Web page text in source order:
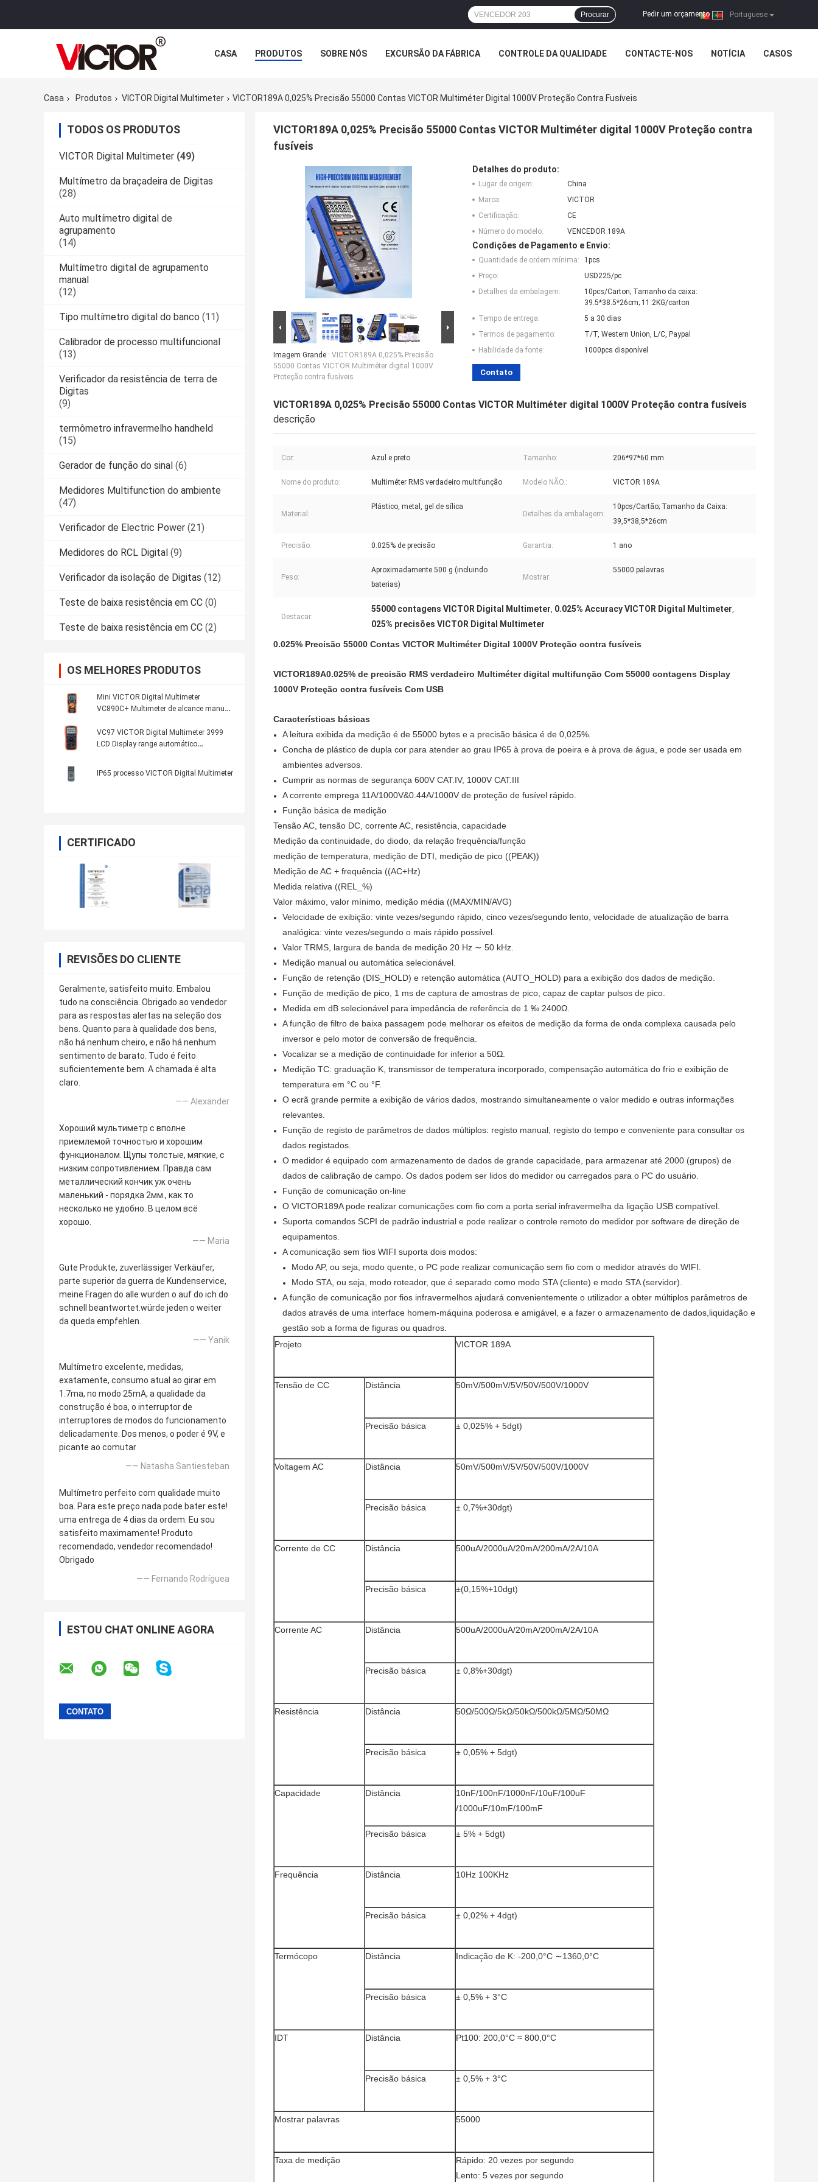
Portuguese
Pedir um orçamento |
Procurar
CASA PRODUTOS SOBRE NÓS EXCURSÃO DA FÁBRICA CONTROLE DA QUALIDADE CONTACTE-NOS NOTÍCIA CASOS
Casa Produtos VICTOR Digital Multimeter VICTOR189A 0,025% Precisão 55000 Contas VICTOR Multiméter Digital 1000V Proteção Contra Fusíveis
TODOS OS PRODUTOS
VICTOR Digital Multimeter (49)
Multímetro da braçadeira de Digitas
(28)
Auto multímetro digital de
agrupamento
(14)
Multímetro digital de agrupamento
manual
(12)
Tipo multímetro digital do banco (11)
Calibrador de processo multifuncional
(13)
Verificador da resistência de terra de
Digitas
(9)
termômetro infravermelho handheld
(15)
Gerador de função do sinal (6)
Medidores Multifunction do ambiente
(47)
Verificador de Electric Power (21)
Medidores do RCL Digital (9)
Verificador da isolação de Digitas (12)
Teste de baixa resistência em CC (0)
Teste de baixa resistência em CC (2)
OS MELHORES PRODUTOS
Mini VICTOR Digital Multimeter
VC890C+ Multimeter de alcance manual
Digital
VC97 VICTOR Digital Multimeter 3999
LCD Display range automático
IP65 processo VICTOR Digital Multimeter
CERTIFICADO
REVISÕES DO CLIENTE
Geralmente, satisfeito muito. Embalou
tudo na consciência. Obrigado ao vendedor
para as respostas alertas na seleção dos
bens. Quanto para à qualidade dos bens,
não há nenhum cheiro, e não há nenhum
sentimento de barato. Tudo é feito
suficientemente bem. A chamada é alta
claro.
—— Alexander
Хороший мультиметр с вполне
приемлемой точностью и хорошим
функционалом. Щупы толстые, мягкие, с
низким сопротивлением. Правда сам
металлический кончик уж очень
маленький - порядка 2мм., как то
несколько не удобно. В целом всё
хорошо.
—— Maria
Gute Produkte, zuverlässiger Verkäufer,
parte superior da guerra de Kundenservice,
meine Fragen do alle wurden o auf do ich do
schnell beantwortet.würde jeden o weiter
da queda empfehlen.
—— Yanik
Multímetro excelente, medidas,
exatamente, consumo atual ao girar em
1.7ma, no modo 25mA, a qualidade da
construção é boa, o interruptor de
interruptores de modos do funcionamento
delicadamente. Dos menos, o poder é 9V, e
picante ao comutar
—— Natasha Santiesteban
Multímetro perfeito com qualidade muito
boa. Para este preço nada pode bater este!
uma entrega de 4 dias da ordem. Eu sou
satisfeito maximamente! Produto
recomendado, vendedor recomendado!
Obrigado
—— Fernando Rodríguea
ESTOU CHAT ONLINE AGORA
VICTOR189A 0,025% Precisão 55000 Contas VICTOR Multiméter digital 1000V Proteção contra
fusíveis
Imagem Grande : VICTOR189A 0,025% Precisão
55000 Contas VICTOR Multiméter digital 1000V
Proteção contra fusíveis
Detalhes do produto:
Lugar de origem:
China
Marca:
VICTOR
Certificação:
CE
Número do modelo:
VENCEDOR 189A
Condições de Pagamento e Envio:
Quantidade de ordem mínima:
1pcs
Preço:
USD225/pc
Detalhes da embalagem:
10pcs/Carton; Tamanho da caixa:
39.5*38.5*26cm; 11.2KG/carton
Tempo de entrega:
5 a 30 dias
Termos de pagamento:
T/T, Western Union, L/C, Paypal
Habilidade da fonte:
1000pcs disponível
Contato
VICTOR189A 0,025% Precisão 55000 Contas VICTOR Multiméter digital 1000V Proteção contra fusíveis
descrição
Cor: Azul e preto Tamanho: 206*97*60 mm
Nome do produto: Multiméter RMS verdadeiro multifunção Modelo NÃO.: VICTOR 189A
Material:
Plástico, metal, gel de sílica
Detalhes da embalagem:
10pcs/Cartão; Tamanho da Caixa:
39,5*38,5*26cm
Precisão: 0.025% de precisão Garantia: 1 ano
Peso:
Aproximadamente 500 g (incluindo
baterias)
Mostrar:
55000 palavras
Destacar:
55000 contagens VICTOR Digital Multimeter, 0.025% Accuracy VICTOR Digital Multimeter,
025% precisões VICTOR Digital Multimeter
0.025% Precisão 55000 Contas VICTOR Multiméter Digital 1000V Proteção contra fusíveis
VICTOR189A0.025% de precisão RMS verdadeiro Multiméter digital multifunção Com 55000 contagens Display
1000V Proteção contra fusíveis Com USB
Características básicas
A leitura exibida da medição é de 55000 bytes e a precisão básica é de 0,025%.
Concha de plástico de dupla cor para atender ao grau IP65 à prova de poeira e à prova de água, e pode ser usada em
ambientes adversos.
Cumprir as normas de segurança 600V CAT.IV, 1000V CAT.III
A corrente emprega 11A/1000V&0.44A/1000V de proteção de fusível rápido.
Função básica de medição
Tensão AC, tensão DC, corrente AC, resistência, capacidade
Medição da continuidade, do diodo, da relação frequência/função
medição de temperatura, medição de DTI, medição de pico ((PEAK))
Medição de AC + frequência ((AC+Hz)
Medida relativa ((REL_%)
Valor máximo, valor mínimo, medição média ((MAX/MIN/AVG)
Velocidade de exibição: vinte vezes/segundo rápido, cinco vezes/segundo lento, velocidade de atualização de barra
analógica: vinte vezes/segundo o mais rápido possível.
Valor TRMS, largura de banda de medição 20 Hz ∼ 50 kHz.
Medição manual ou automática selecionável.
Função de retenção (DIS_HOLD) e retenção automática (AUTO_HOLD) para a exibição dos dados de medição.
Função de medição de pico, 1 ms de captura de amostras de pico, capaz de captar pulsos de pico.
Medida em dB selecionável para impedância de referência de 1 ‰ 2400Ω.
A função de filtro de baixa passagem pode melhorar os efeitos de medição da forma de onda complexa causada pelo
inversor e pelo motor de conversão de frequência.
Vocalizar se a medição de continuidade for inferior a 50Ω.
Medição TC: graduação K, transmissor de temperatura incorporado, compensação automática do frio e exibição de
temperatura em °C ou °F.
O ecrã grande permite a exibição de vários dados, mostrando simultaneamente o valor medido e outras informações
relevantes.
Função de registo de parâmetros de dados múltiplos: registo manual, registo do tempo e conveniente para consultar os
dados registados.
O medidor é equipado com armazenamento de dados de grande capacidade, para armazenar até 2000 (grupos) de
dados de calibração de campo. Os dados podem ser lidos do medidor ou carregados para o PC do usuário.
Função de comunicação on-line
O VICTOR189A pode realizar comunicações com fio com a porta serial infravermelha da ligação USB compatível.
Suporta comandos SCPI de padrão industrial e pode realizar o controle remoto do medidor por software de direção de
equipamentos.
A comunicação sem fios WIFI suporta dois modos:
Modo AP, ou seja, modo quente, o PC pode realizar comunicação sem fio com o medidor através do WIFI.
Modo STA, ou seja, modo roteador, que é separado como modo STA (cliente) e modo STA (servidor).
A função de comunicação por fios infravermelhos ajudará convenientemente o utilizador a obter múltiplos parâmetros de
dados através de uma interface homem-máquina poderosa e amigável, e a fazer o armazenamento de dados,liquidação e
gestão sob a forma de figuras ou quadros.
Projeto
VICTOR 189A
Tensão de CC Distância 50mV/500mV/5V/50V/500V/1000V
Precisão básica ± 0,025% + 5dgt)
Voltagem AC Distância 50mV/500mV/5V/50V/500V/1000V
Precisão básica ± 0,7%+30dgt)
Corrente de CC Distância 500uA/2000uA/20mA/200mA/2A/10A
Precisão básica ±(0,15%+10dgt)
Corrente AC Distância 500uA/2000uA/20mA/200mA/2A/10A
Precisão básica ± 0,8%+30dgt)
Resistência Distância 50Ω/500Ω/5kΩ/50kΩ/500kΩ/5MΩ/50MΩ
Precisão básica ± 0,05% + 5dgt)
Capacidade Distância
10nF/100nF/1000nF/10uF/100uF
/1000uF/10mF/100mF
Precisão básica ± 5% + 5dgt)
Frequência Distância 10Hz 100KHz
Precisão básica ± 0,02% + 4dgt)
Termócopo Distância Indicação de K: -200,0°C ∼1360,0°C
Precisão básica ± 0,5% + 3°C
IDT Distância Pt100: 200,0°C ≈ 800,0°C
Precisão básica ± 0,5% + 3°C
Mostrar palavras 55000
Taxa de medição
Rápido: 20 vezes por segundo
Lento: 5 vezes por segundo